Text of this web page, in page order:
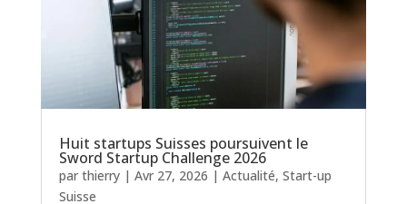
Huit startups Suisses poursuivent le
Sword Startup Challenge 2026
par thierry| Avr 27, 2026 | Actualité, Start-up
Suisse